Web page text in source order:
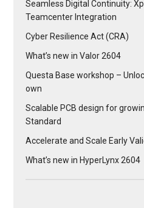
Seamless Digital Continuity:
Teamcenter Integration
Cyber Resilience Act (CRA)
What’s new in Valor 2604
Questa Base workshop –
own
Scalable PCB design for
Standard
Accelerate and Scale Early
What’s new in HyperLynx 2604